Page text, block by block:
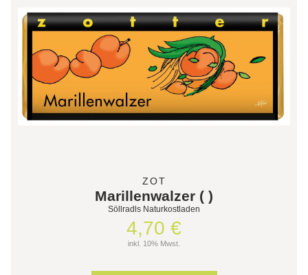
ZOT
Marillenwalzer ( )
Söllradls Naturkostladen
4,70 €
inkl. 10% Mwst.